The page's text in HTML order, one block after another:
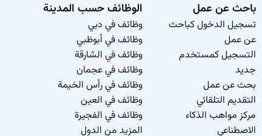
باحث عن عمل
تسجيل الدخول كباحث
عن عمل
التسجيل كمستخدم
جديد
بحث عن عمل
التقديم التلقائي
مركز مواهب الذكاء
الاصطناعي
الوظائف حسب المدينة
وظائف في دبي
وظائف في أبوظبي
وظائف في الشارقة
وظائف في عجمان
وظائف في رأس الخيمة
وظائف في العين
وظائف في الفجيرة
المزيد من الدول